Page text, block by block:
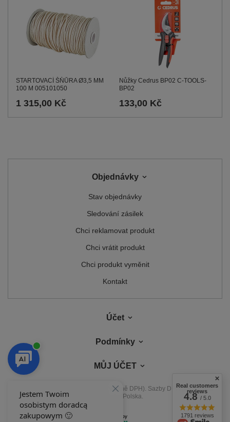
STARTOVACÍ ŠŇŮRA Ø3,5 MM
100 M 005101050
1 315,00 Kč
Nůžky Cedrus BP02 C-TOOLS-
BP02
133,00 Kč
Objednávky
Stav objednávky
Sledování zásilek
Chci reklamovat produkt
Chci vrátit produkt
Chci produkt vyměnit
Kontakt
Účet
Podmínky
MŮJ ÚČET
V obchodě uvádíme ceny brutto (včetně DPH). Sazby DPH pro domácí
Polska
Real customers
reviews
4.8/ 5.0
1791 reviews